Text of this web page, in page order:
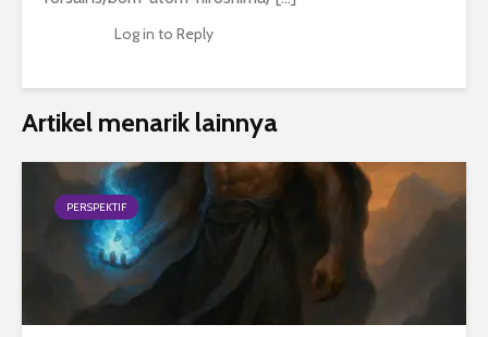
Log in to Reply
Artikel menarik lainnya
PERSPEKTIF